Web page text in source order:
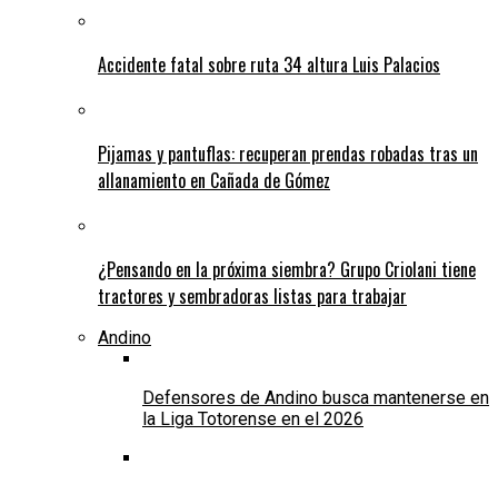
Accidente fatal sobre ruta 34 altura Luis Palacios
Pijamas y pantuflas: recuperan prendas robadas tras un
allanamiento en Cañada de Gómez
¿Pensando en la próxima siembra? Grupo Criolani tiene
tractores y sembradoras listas para trabajar
Andino
Defensores de Andino busca mantenerse en
la Liga Totorense en el 2026